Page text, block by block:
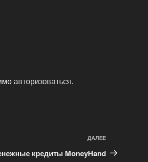
авторизоваться.
запись
ДАЛЕЕ
кредиты MoneyHand